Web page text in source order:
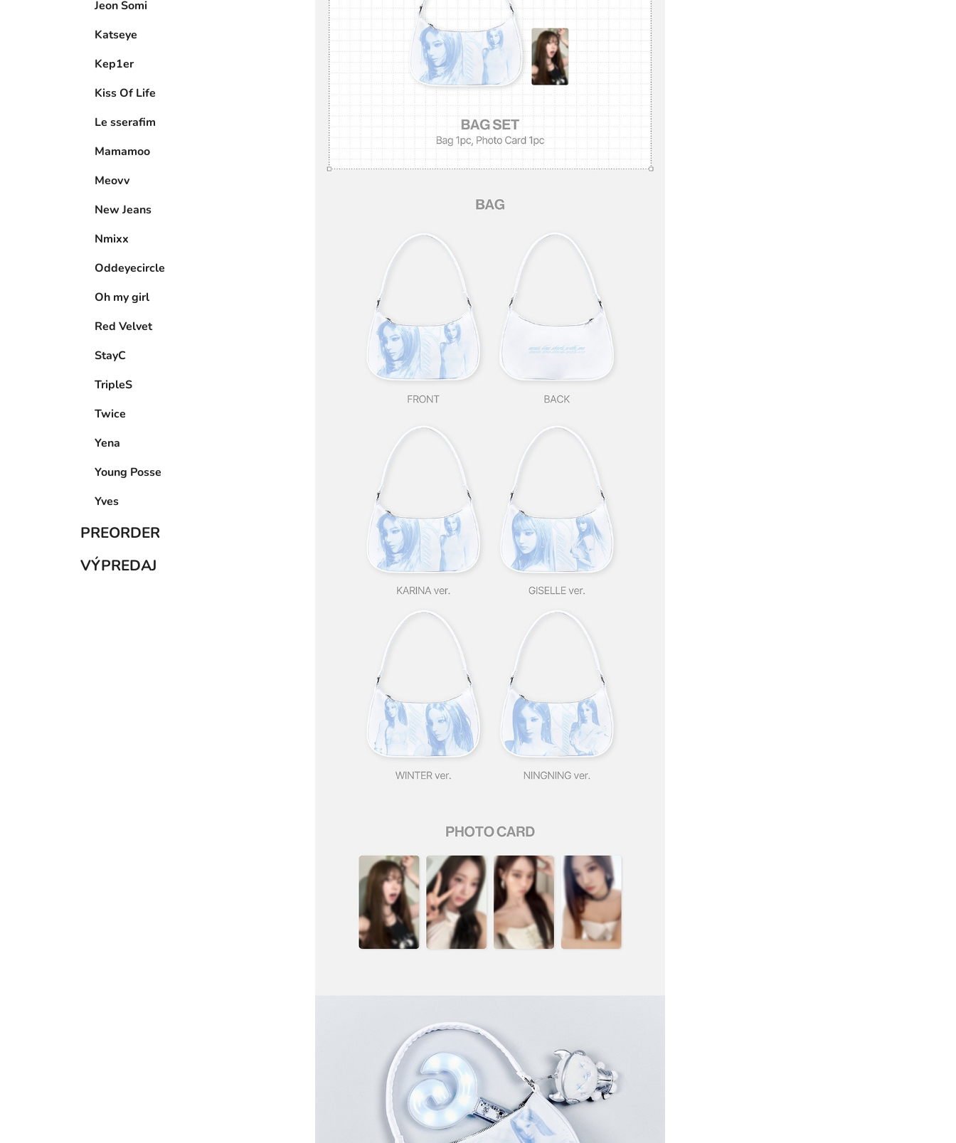
Jeon Somi
Katseye
Kep1er
Kiss Of Life
Le sserafim
Mamamoo
Meovv
New Jeans
Nmixx
Oddeyecircle
Oh my girl
Red Velvet
StayC
TripleS
Twice
Yena
Young Posse
Yves
PREORDER
VÝPREDAJ